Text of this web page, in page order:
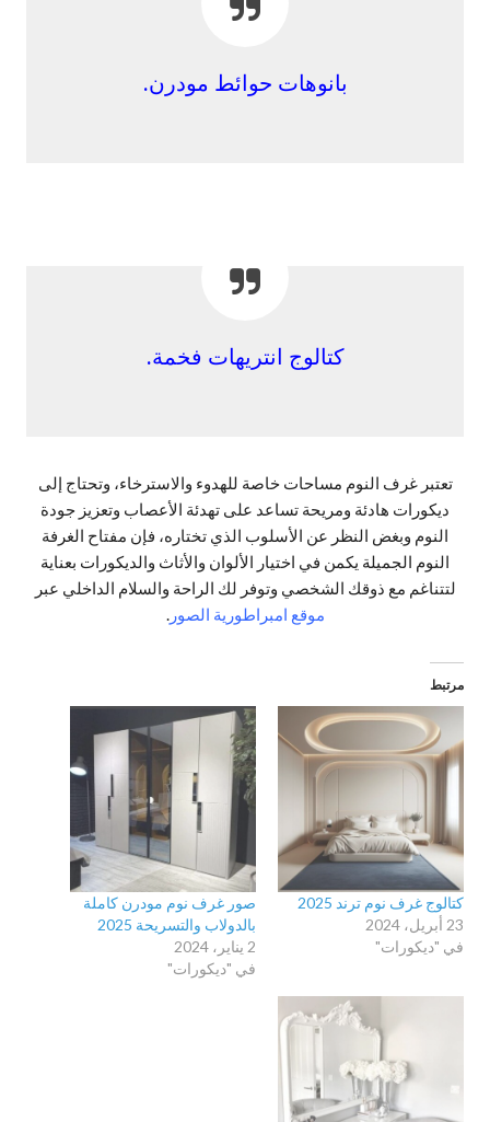
بانوهات حوائط مودرن.
كتالوج انتريهات فخمة.
تعتبر غرف النوم مساحات خاصة للهدوء والاسترخاء، وتحتاج إلى
ديكورات هادئة ومريحة تساعد على تهدئة الأعصاب وتعزيز جودة
النوم وبغض النظر عن الأسلوب الذي تختاره، فإن مفتاح الغرفة
النوم الجميلة يكمن في اختيار الألوان والأثاث والديكورات بعناية
لتتناغم مع ذوقك الشخصي وتوفر لك الراحة والسلام الداخلي عبر
موقع امبراطورية الصور.
مرتبط
كتالوج غرف نوم ترند 2025
23 أبريل، 2024
في "ديكورات"
صور غرف نوم مودرن كاملة
بالدولاب والتسريحة 2025
2 يناير، 2024
في "ديكورات"